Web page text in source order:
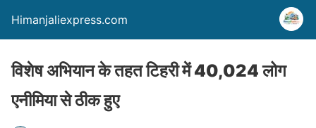
Himanjaliexpress.com
विशेष अभियान के तहत टिहरी में 40,024 लोग
एनीमिया से ठीक हुए